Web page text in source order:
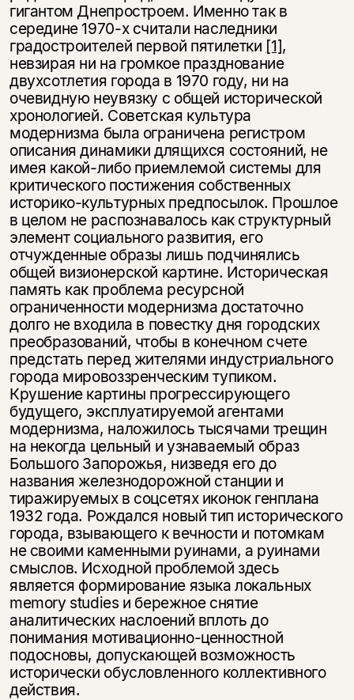
гигантом Днепростроем. Именно так в
середине 1970-х считали наследники
градостроителей первой пятилетки [1],
невзирая ни на громкое празднование
двухсотлетия города в 1970 году, ни на
очевидную неувязку с общей исторической
хронологией. Советская культура
модернизма была ограничена регистром
описания динамики длящихся состояний, не
имея какой-либо приемлемой системы для
критического постижения собственных
историко-культурных предпосылок. Прошлое
в целом не распознавалось как структурный
элемент социального развития, его
отчужденные образы лишь подчинялись
общей визионерской картине. Историческая
память как проблема ресурсной
ограниченности модернизма достаточно
долго не входила в повестку дня городских
преобразований, чтобы в конечном счете
предстать перед жителями индустриального
города мировоззренческим тупиком.
Крушение картины прогрессирующего
будущего, эксплуатируемой агентами
модернизма, наложилось тысячами трещин
на некогда цельный и узнаваемый образ
Большого Запорожья, низведя его до
названия железнодорожной станции и
тиражируемых в соцсетях иконок генплана
1932 года. Рождался новый тип исторического
города, взывающего к вечности и потомкам
не своими каменными руинами, а руинами
смыслов. Исходной проблемой здесь
является формирование языка локальных
memory studies и бережное снятие
аналитических наслоений вплоть до
понимания мотивационно-ценностной
подосновы, допускающей возможность
исторически обусловленного коллективного
действия.